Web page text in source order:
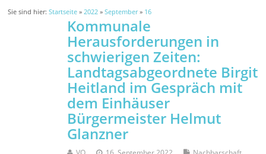
Sie sind hier:Startseite »2022 »September» 16
Kommunale
Herausforderungen in
schwierigen Zeiten:
Landtagsabgeordnete Birgit
Heitland im Gespräch mit
dem Einhäuser
Bürgermeister Helmut
Glanzner